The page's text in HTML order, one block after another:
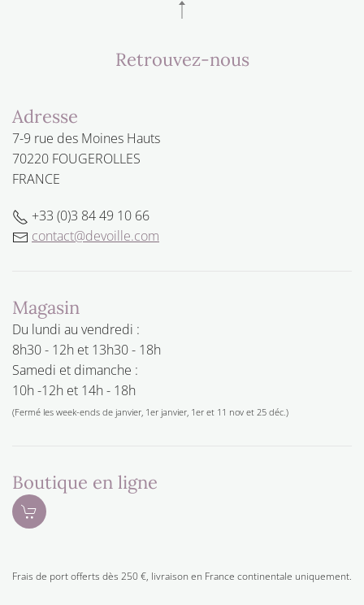
Retrouvez-nous
Adresse
7-9 rue des Moines Hauts
70220 FOUGEROLLES
FRANCE
+33 (0)3 84 49 10 66
contact@devoille.com
Magasin
Du lundi au vendredi :
8h30 - 12h et 13h30 - 18h
Samedi et dimanche :
10h -12h et 14h - 18h
(Fermé les week-ends de janvier, 1er janvier, 1er et 11 nov et 25 déc.)
Boutique en ligne
Frais de port offerts dès 250 €, livraison en France continentale uniquement.